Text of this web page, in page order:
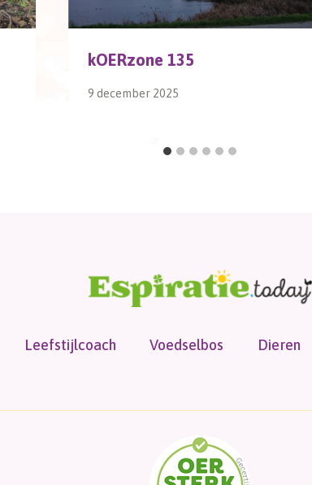
kOERzone 135
9 december 2025
Leefstijlcoach Voedselbos Dieren